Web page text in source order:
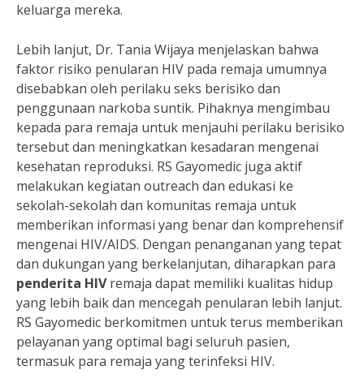
keluarga mereka.
Lebih lanjut, Dr. Tania Wijaya menjelaskan bahwa
faktor risiko penularan HIV pada remaja umumnya
disebabkan oleh perilaku seks berisiko dan
penggunaan narkoba suntik. Pihaknya mengimbau
kepada para remaja untuk menjauhi perilaku berisiko
tersebut dan meningkatkan kesadaran mengenai
kesehatan reproduksi. RS Gayomedic juga aktif
melakukan kegiatan outreach dan edukasi ke
sekolah-sekolah dan komunitas remaja untuk
memberikan informasi yang benar dan komprehensif
mengenai HIV/AIDS. Dengan penanganan yang tepat
dan dukungan yang berkelanjutan, diharapkan para
penderita HIVremaja dapat memiliki kualitas hidup
yang lebih baik dan mencegah penularan lebih lanjut.
RS Gayomedic berkomitmen untuk terus memberikan
pelayanan yang optimal bagi seluruh pasien,
termasuk para remaja yang terinfeksi HIV.